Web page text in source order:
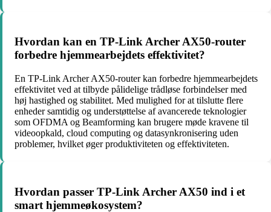
Hvordan kan en TP-Link Archer AX50-router
forbedre hjemmearbejdets effektivitet?
En TP-Link Archer AX50-router kan forbedre hjemmearbejdets
effektivitet ved at tilbyde pålidelige trådløse forbindelser med
høj hastighed og stabilitet. Med mulighed for at tilslutte flere
enheder samtidig og understøttelse af avancerede teknologier
som OFDMA og Beamforming kan brugere møde kravene til
videoopkald, cloud computing og datasynkronisering uden
problemer, hvilket øger produktiviteten og effektiviteten.
Hvordan passer TP-Link Archer AX50 ind i et
smart hjemmeøkosystem?